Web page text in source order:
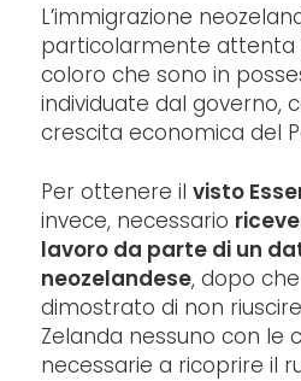
L’immigrazione
particolarmente attenta
coloro che sono in
individuate dal governo,
crescita economica del
Per ottenere il visto
invece, necessario
lavoro da parte di un
neozelandese, dopo
dimostrato di non
Zelanda nessuno con le
necessarie a ricoprire il